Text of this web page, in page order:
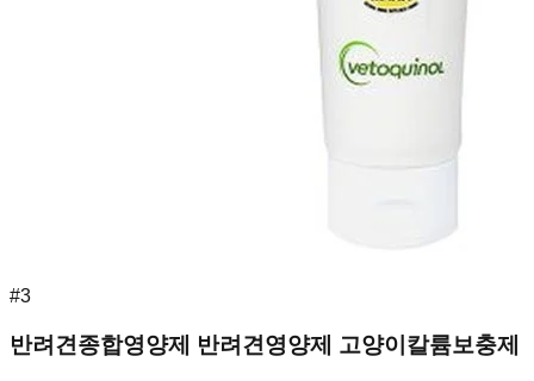
#3
반려견종합영양제 반려견영양제 고양이칼륨보충제